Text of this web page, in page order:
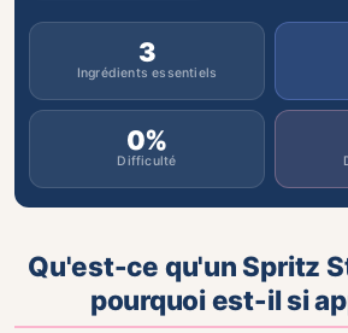
3
Ingrédients essentiels
0%
Difficulté
Qu'est-ce qu'un Spritz
pourquoi est-il si